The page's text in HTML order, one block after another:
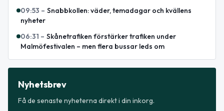
09:53 – Snabbkollen: väder, temadagar och kvällens
nyheter
06:31 – Skånetrafiken förstärker trafiken under
Malmöfestivalen – men flera bussar leds om
Nyhetsbrev
Få de senaste nyheterna direkt i din inkorg.